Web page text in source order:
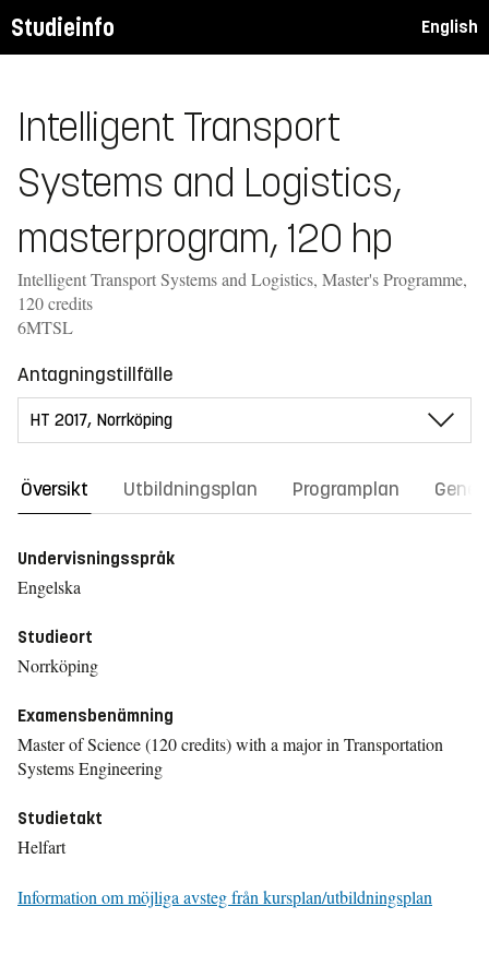
Studieinfo English
Intelligent Transport
Systems and Logistics,
masterprogram, 120 hp
Intelligent Transport Systems and Logistics, Master's Programme,
120 credits
6MTSL
Antagningstillfälle
Översikt Utbildningsplan Programplan
Undervisningsspråk
Engelska
Studieort
Norrköping
Examensbenämning
Master of Science (120 credits) with a major in Transportation
Systems Engineering
Studietakt
Helfart
Information om möjliga avsteg från kursplan/utbildningsplan